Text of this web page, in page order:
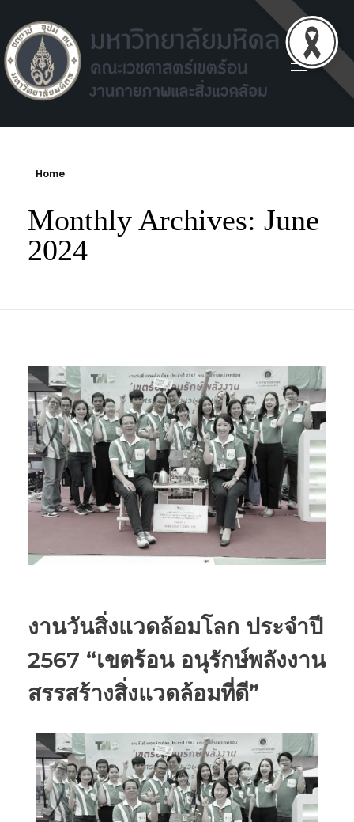
Home
Monthly Archives: June
2024
งานวันสิ่งแวดล้อมโลก ประจำปี
2567 “เขตร้อน อนุรักษ์พลังงาน
สรรสร้างสิ่งแวดล้อมที่ดี”